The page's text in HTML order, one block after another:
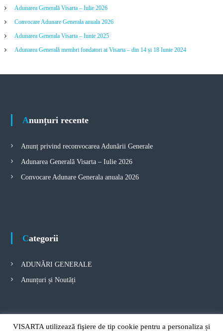
a
v
a
o
o
r
Adunarea Generală Visarta – Iulie 2026
Convocare Adunare Generala anuala 2026
Adunarea Generala Visarta – Iunie 2025
Adunarea Generală membri fondatori ai Visarta – din 14 și 18 Iunie 2024
Anunțuri recente
Anunț privind reconvocarea Adunării Generale
Adunarea Generală Visarta – Iulie 2026
Convocare Adunare Generala anuala 2026
Categorii
ADUNĂRI GENERALE
Anunțuri și Noutăți
Arhivă
VISARTA utilizează fişiere de tip cookie pentru a personaliza și